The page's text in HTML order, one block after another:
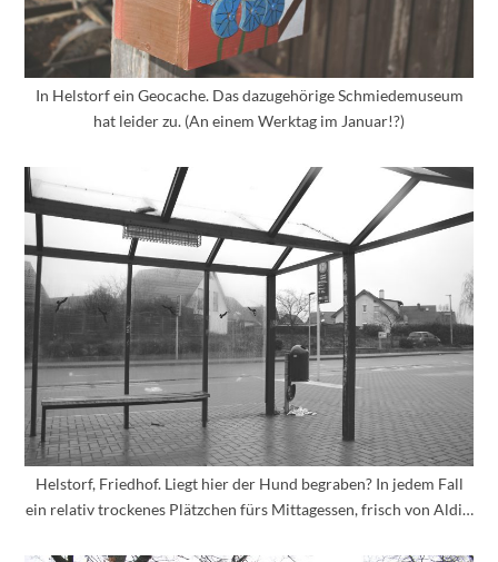
In Helstorf ein Geocache. Das dazugehörige Schmiedemuseum
hat leider zu. (An einem Werktag im Januar!?)
Helstorf, Friedhof. Liegt hier der Hund begraben? In jedem Fall
ein relativ trockenes Plätzchen fürs Mittagessen, frisch von Aldi…